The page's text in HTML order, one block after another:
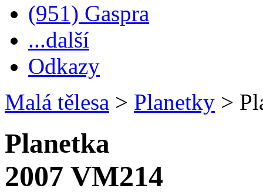
(951) Gaspra
...další
Odkazy
Malá tělesa > Planetky >
Planetka
2007 VM214